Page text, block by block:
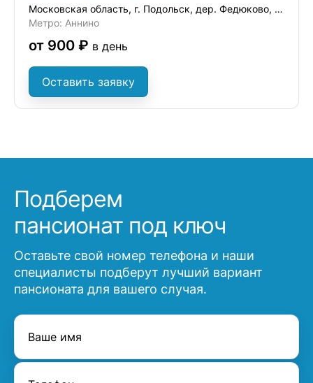
Московская область, г. Подольск, дер. Федюково, ул. Зеленая
Метро: Аннино
от 900 ₽ в день
Оставить заявку
Подберем
пансионат под ключ
Оставьте свой номер телефона и наши
специалисты подберут лучший вариант
пансионата для вашего случая.